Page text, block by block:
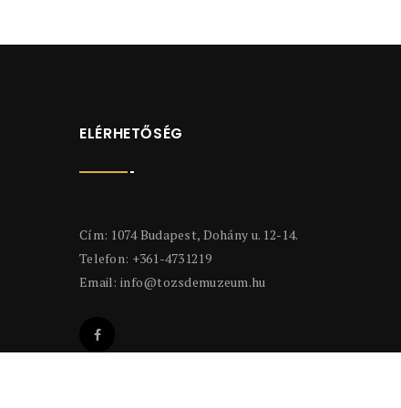
ELÉRHETŐSÉG
Cím: 1074 Budapest, Dohány u. 12-14.
Telefon: +361-4731219
Email: info@tozsdemuzeum.hu